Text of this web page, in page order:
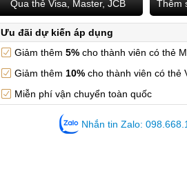
Qua thẻ Visa, Master, JCB Thêm
Ưu đãi dự kiến áp dụng
Giảm thêm 5%cho thành viên có thẻ
Giảm thêm 10%cho thành viên có thẻ
Miễn phí vận chuyển toàn quốc
Nhắn tin Zalo: